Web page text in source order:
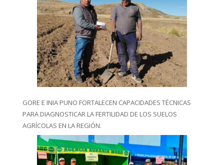
GORE E INIA PUNO FORTALECEN CAPACIDADES TÉCNICAS
PARA DIAGNOSTICAR LA FERTILIDAD DE LOS SUELOS
AGRÍCOLAS EN LA REGIÓN.